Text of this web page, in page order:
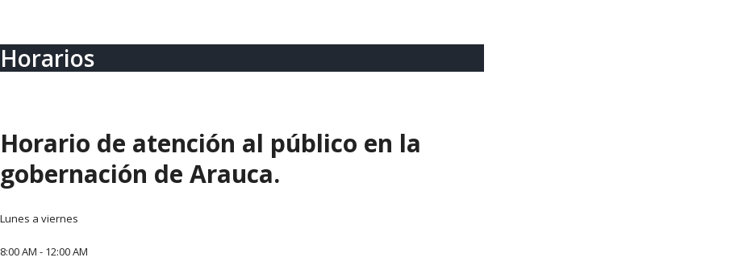
Horarios
Horario de atención al público en la
gobernación de Arauca.
Lunes a viernes
8:00 AM - 12:00 AM